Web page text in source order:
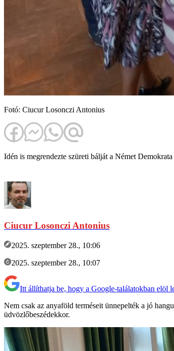
Fotó: Ciucur Losonczi Antonius
Idén is megrendezte szüreti bálját a Német
Ciucur Losonczi Antonius
2025. szeptember 28., 10:06
2025. szeptember 28., 10:07
Itt állíthatja be, hogy a Google-találatokban elöl
Nem csak az anyaföld terméseit ünnepelték a jó
üdvözlőbeszédekkor.